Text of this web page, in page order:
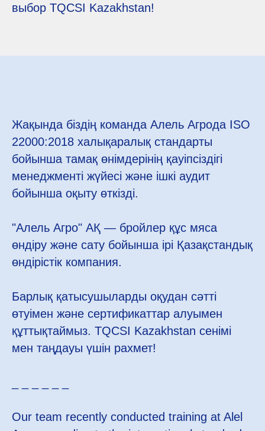
выбор TQCSI Kazakhstan!
Жақында біздің команда Алель Агрода ISO
22000:2018 халықаралық стандарты
бойынша тамақ өнімдерінің қауіпсіздігі
менеджменті жүйесі және ішкі аудит
бойынша оқыту өткізді.
"Алель Агро" АҚ — бройлер құс мяса
өндіру және сату бойынша ірі Қазақстандық
өндірістік компания.
Барлық қатысушыларды оқудан сәтті
өтуімен және сертификаттар алуымен
құттықтаймыз. TQCSI Kazakhstan сенімі
мен таңдауы үшін рахмет!
Our team recently conducted training at Alel